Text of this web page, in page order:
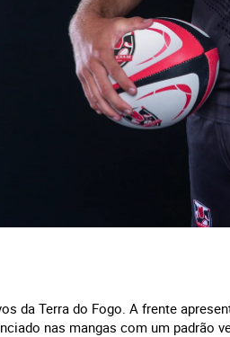
da Terra do Fogo. A frente
nas mangas com um padrão